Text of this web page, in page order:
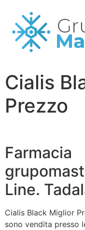
Cialis
Prezzo
Farmacia
Line.
Cialis Black Miglior
sono vendita presso